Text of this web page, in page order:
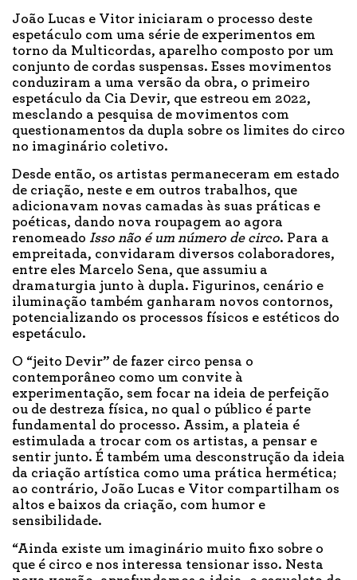
João Lucas e Vitor iniciaram o processo deste
espetáculo com uma série de experimentos em
torno da Multicordas, aparelho composto por um
conjunto de cordas suspensas. Esses movimentos
conduziram a uma versão da obra, o primeiro
espetáculo da Cia Devir, que estreou em 2022,
mesclando a pesquisa de movimentos com
questionamentos da dupla sobre os limites do circo
no imaginário coletivo.
Desde então, os artistas permaneceram em estado
de criação, neste e em outros trabalhos, que
adicionavam novas camadas às suas práticas e
poéticas, dando nova roupagem ao agora
renomeado Isso não é um número de circo. Para a
empreitada, convidaram diversos colaboradores,
entre eles Marcelo Sena, que assumiu a
dramaturgia junto à dupla. Figurinos, cenário e
iluminação também ganharam novos contornos,
potencializando os processos físicos e estéticos do
espetáculo.
O “jeito Devir” de fazer circo pensa o
contemporâneo como um convite à
experimentação, sem focar na ideia de perfeição
ou de destreza física, no qual o público é parte
fundamental do processo. Assim, a plateia é
estimulada a trocar com os artistas, a pensar e
sentir junto. É também uma desconstrução da ideia
da criação artística como uma prática hermética;
ao contrário, João Lucas e Vitor compartilham os
altos e baixos da criação, com humor e
sensibilidade.
“Ainda existe um imaginário muito fixo sobre o
que é circo e nos interessa tensionar isso. Nesta